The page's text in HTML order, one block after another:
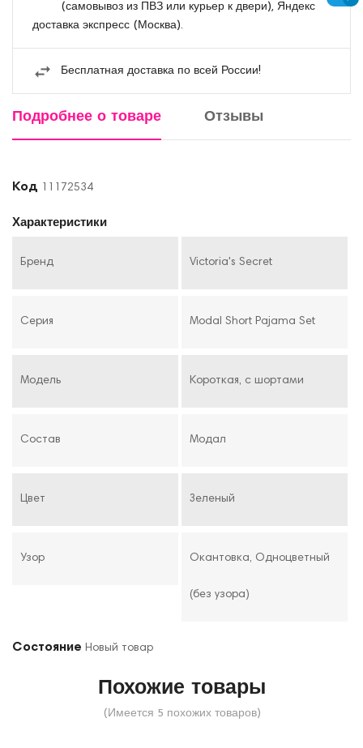
(самовывоз из ПВЗ или курьер к двери), Яндекс
доставка экспресс (Москва).
Бесплатная доставка по всей России!
Подробнее о товаре Отзывы
Код 11172534
Характеристики
Бренд Victoria's Secret
Серия Modal Short Pajama Set
Модель Короткая, с шортами
Состав Модал
Цвет Зеленый
Узор Окантовка, Одноцветный
(без узора)
Состояние Новый товар
Похожие товары
(Имеется 5 похожих товаров)